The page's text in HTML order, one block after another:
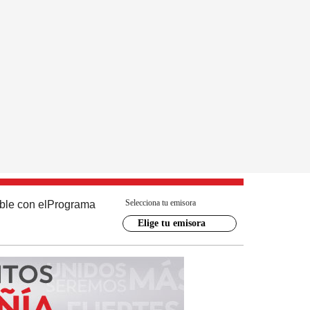
con el Programa Selecciona tu emisora
Elige tu emisora